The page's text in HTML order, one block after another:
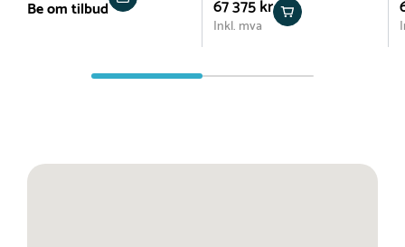
Be om tilbud
67 375 kr
Inkl. mva